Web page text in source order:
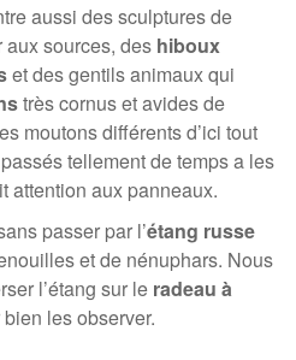
aussi des sculptures de
aux sources, des hiboux
et des gentils animaux qui
très cornus et avides de
moutons différents d’ici tout
tellement de temps a les
attention aux panneaux.
passer par l’étang russe
et de nénuphars. Nous
l’étang sur le radeau à
les observer.